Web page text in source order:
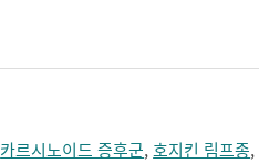
카르시노이드 증후군,호지킨 림프종,